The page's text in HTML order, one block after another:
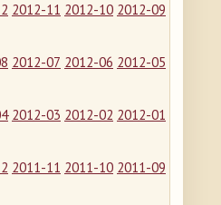
2012-11 2012-10 2012-09
2012-07 2012-06 2012-05
2012-03 2012-02 2012-01
2011-11 2011-10 2011-09